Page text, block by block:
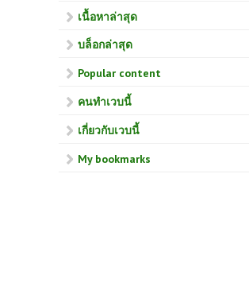
เนื้อหาล่าสุด
บล็อกล่าสุด
Popular content
คนทำเวบนี้
เกี่ยวกับเวบนี้
My bookmarks